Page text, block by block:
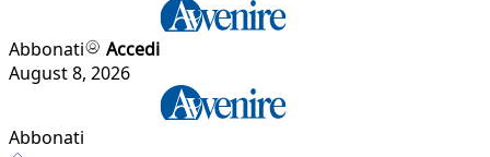
Abbonati
Accedi
August 8, 2026
Abbonati